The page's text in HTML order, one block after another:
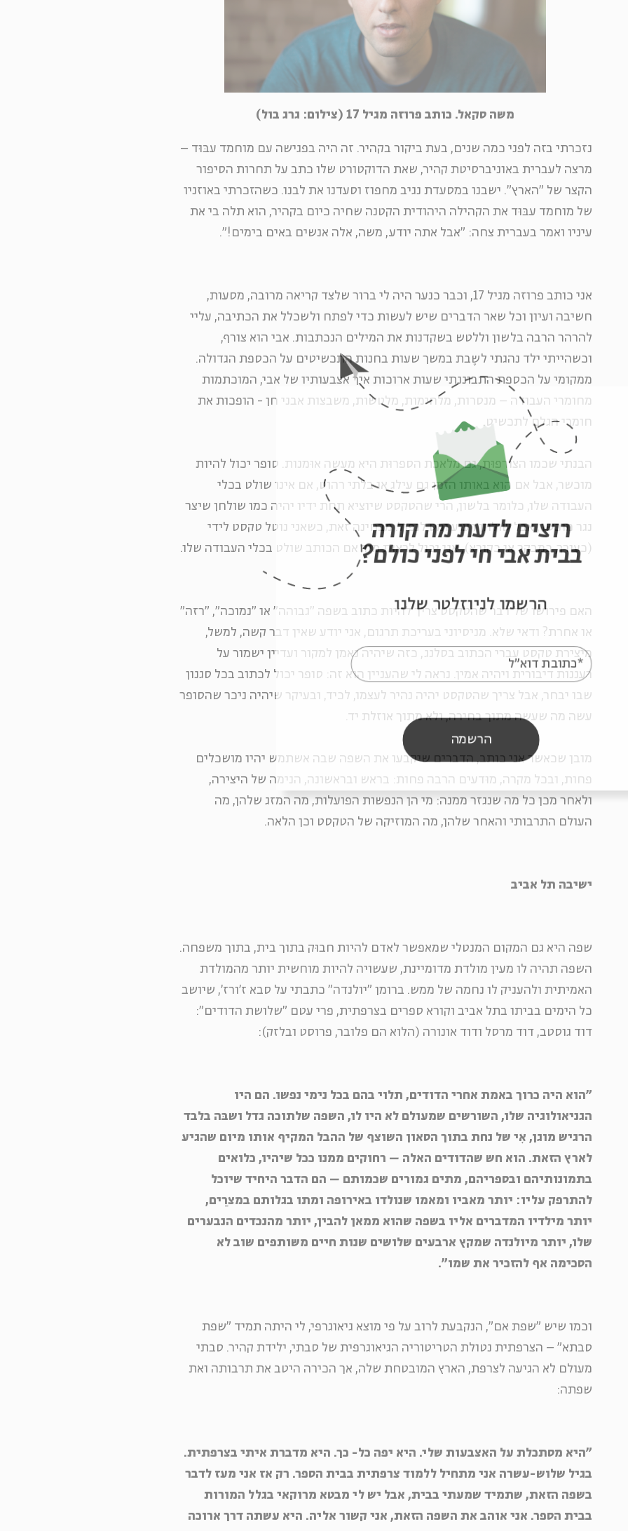
משה סקאל. כותב פרוזה מגיל 17 (צילום: גרג בול)
נזכרתי בזה לפני כמה שנים, בעת ביקור בקהיר. זה היה בפגישה עם מוחמד עבּוּד –
מרצה לעברית באוניברסיטת קהיר, שאת הדוקטורט שלו כתב על תחרות הסיפור
הקצר של "הארץ". ישבנו במסעדת נגיב מחפוז וסעדנו את לבנו. כשהזכרתי באוזניו
של מוחמד עבּוּד את הקהילה היהודית הקטנה שחיה כיום בקהיר, הוא תלה בי את
עיניו ואמר בעברית צחה: "אבל אתה יודע, משה, אלה אנשים באים בימים!".
אני כותב פרוזה מגיל 17, וכבר כנער היה לי ברור שלצד קריאה מרובה, מסעות,
חשיבה ועיון וכל שאר הדברים שיש לעשות כדי לפתח ולשכלל את הכתיבה, עליי
להרהר הרבה בלשון וללטש בשקדנות את המילים הנכתבות. אבי הוא צורף,
וכשהייתי ילד נהגתי לשֶבת במשך שעות בחנות התכשיטים על הכספת הגדולה.
ממקומי על הכספת התבוננתי שעות ארוכות איך אצבעותיו של אבי, המוכתמות
מחומרי העבודה – מנסרות, מלחימות, מלטשות, משבצות אבני חן - הופכות את
חומרי הגלם לתכשיט.
הבנתי שכמו הצורפוּת, גם מלאכת הספרוּת היא מעשה אוּמנות. סופר יכול להיות
מוכשר, אבל אם הוא באותו הזמן גם עילג או בלתי רהוט, אם אינו שולט בכלי
העבודה שלו, כלומר בלשון, הרי שהטקסט שיוציא תחת ידיו יהיה כמו שולחן שיצר
נגר מוכשר, אבל שולחן רעוע ומט לנפול. מבחינה זאת, כשאני נוטל טקסט לידי
(כעורך, כמבקר או כקורא), אני יכול לראות מיד אם הכותב שולט בכלי העבודה שלו.
האם פירושו של דבר שהטקסט צריך להיות כתוב בשפה "גבוהה" או "נמוכה", "רזה"
או אחרת? ודאי שלא. מניסיוני בעריכת תרגום, אני יודע שאין דבר קשה, למשל,
מיצירת טקסט עברי הכתוב בסלנג, כזה שיהיה נאמן למקור ועדיין ישמור על
רעננות דיבורית ויהיה אמין. נראה לי שהעניין הוא זה: סופר יכול לכתוב בכל סגנון
שבו יבחר, אבל צריך שהטקסט יהיה נהיר לעצמו, לכיד, ובעיקר שיהיה ניכר שהסופר
עשה מה שעשה מתוך בחירה, ולא מתוך אוזלת יד.
מובן שכאשר אני כותב, הדברים שיקבעו את השפה שבה אשתמש יהיו מושכלים
פחות, ובכל מקרה, מוּדעים הרבה פחות: בראש ובראשונה, הנימה של היצירה,
ולאחר מכן כל מה שנגזר ממנה: מי הן הנפשות הפועלות, מה המזג שלהן, מה
העולם התרבותי והאחר שלהן, מה המוזיקה של הטקסט וכן הלאה.
ישיבה תל אביב
שפה היא גם המקום המנטלי שמאפשר לאדם להיות חבוּק בתוך בית, בתוך משפחה.
השפה תהיה לו מעין מולדת מדומיינת, שעשויה להיות מוחשית יותר מהמולדת
האמיתית ולהעניק לו נחמה של ממש. ברומן "יולנדה" כתבתי על סבא ז'ורז', שיושב
כל הימים בביתו בתל אביב וקורא ספרים בצרפתית, פרי עטם "שלושת הדודים":
דוד גוסטב, דוד מרסל ודוד אונורה (הלוא הם פלובר, פרוסט ובלזק):
"הוא היה כרוך באמת אחרי הדודים, תלוי בהם בכל נימי נפשו. הם היו
הגניאולוגיה שלו, השורשים שמעולם לא היו לו, השפה שלתוכה גדל ושבּה בלבד
הרגיש מוגן, אִי של נחת בתוך הסאון השוצף של ההבל המקיף אותו מיום שהגיע
לארץ הזאת. הוא חש שהדודים האלה – רחוקים ממנו ככל שיהיו, כלואים
בתמונותיהם ובספריהם, מתים גמורים שכמותם – הם הדבר היחיד שיוכל
להתרפק עליו: יותר מאביו ומאמו שנולדו באירופה ומתו בגלותם במצרַים,
יותר מילדיו המדברים אליו בשפה שהוא ממאן להבין, יותר מהנכדים הנבערים
שלו, יותר מיולנדה שמקץ ארבעים שלושים שנות חיים משותפים שוב לא
הסכימה אף להזכיר את שמו".
וכמו שיש "שפת אם", הנקבעת לרוב על פי מוצא גיאוגרפי, לי היתה תמיד "שפת
סבתא" – הצרפתית נטולת הטריטוריה הגיאוגרפית של סבתי, ילידת קהיר. סבתי
מעולם לא הגיעה לצרפת, הארץ המובטחת שלה, אך הכירה היטב את תרבותה ואת
שפתה:
"היא מסתכלת על האצבעות שלי. היא יפה כל- כך. היא מדברת איתי בצרפתית.
בגיל שלוש-עשרה אני מתחיל ללמוד צרפתית בבית הספר. רק אז אני מעז לדבר
בשפה הזאת, שתמיד שמעתי בבית, אבל יש לי מבטא מרוקאי בגלל המורות
בבית הספר. אני אוהב את השפה הזאת, אני קשור אליה. היא עשתה דרך ארוכה
רוצים לדעת מה קורה
בבית אבי חי לפני כולם?
הרשמו לניוזלטר שלנו
*כתובת דוא"ל
הרשמה